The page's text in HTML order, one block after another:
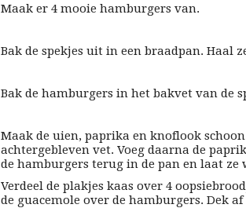
Maak er 4 mooie hamburgers van.
Bak de spekjes uit in een braadpan. Haal
Bak de hamburgers in het bakvet van de
Maak de uien, paprika en knoflook
achtergebleven vet. Voeg daarna de
de hamburgers terug in de pan en laat ze
Verdeel de plakjes kaas over 4
de guacemole over de hamburgers. Dek